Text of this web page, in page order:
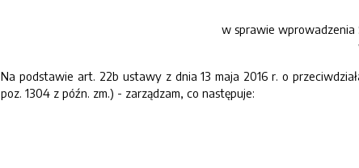
w sprawie wprowadzenia
Na podstawie art. 22b ustawy z dnia 13 maja 2016 r. o
poz. 1304 z późn. zm.) - zarządzam, co następuje: